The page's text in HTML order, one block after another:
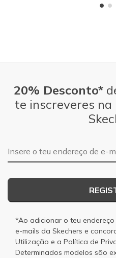
20% Desconto*
te inscreveres
Endereço de e-mail
*Ao adicionar o teu
e-mails da Skechers e
Utilização e a Política de
Determinados modelos são